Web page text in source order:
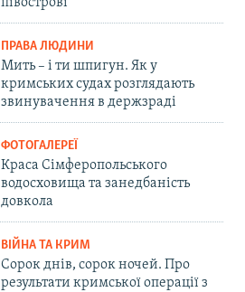
півострові
ПРАВА ЛЮДИНИ
Мить – і ти шпигун. Як у
кримських судах розглядають
звинувачення в держзраді
ФОТОГАЛЕРЕЇ
Краса Сімферопольського
водосховища та занедбаність
довкола
ВІЙНА ТА КРИМ
Сорок днів, сорок ночей. Про
результати кримської операції з